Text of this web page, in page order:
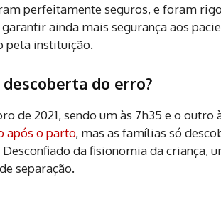
perfeitamente seguros, e foram
ainda mais segurança aos
pela instituição.
do erro?
de 2021, sendo um às 7h35 e o outro
após o parto, mas as famílias só
da fisionomia da criança,
separação.